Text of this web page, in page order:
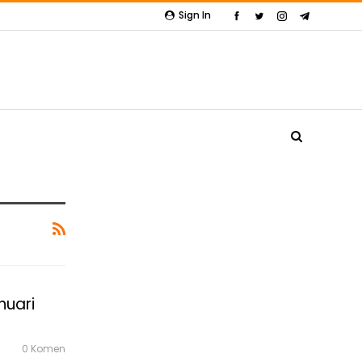
Sign In
0 Komen